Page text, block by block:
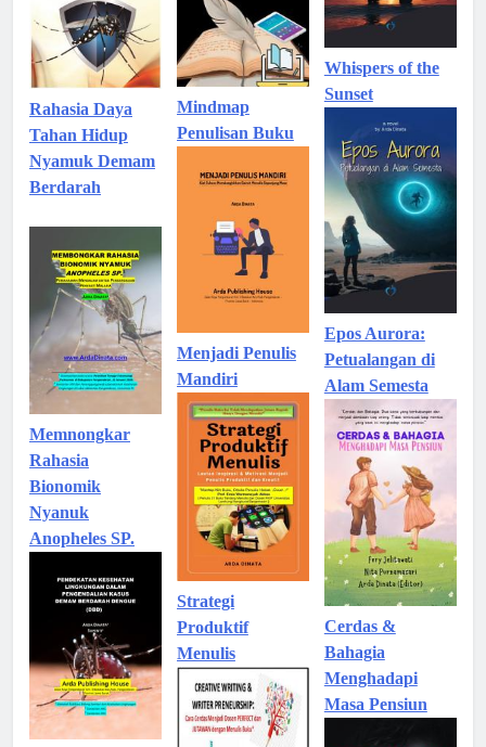
Rahasia Daya
Tahan Hidup
Nyamuk Demam
Berdarah
Memnongkar
Rahasia
Bionomik
Nyanuk
Anopheles SP.
Mindmap
Penulisan Buku
Menjadi Penulis
Mandiri
Strategi
Produktif
Menulis
Whispers of the
Sunset
Epos Aurora:
Petualangan di
Alam Semesta
Cerdas &
Bahagia
Menghadapi
Masa Pensiun